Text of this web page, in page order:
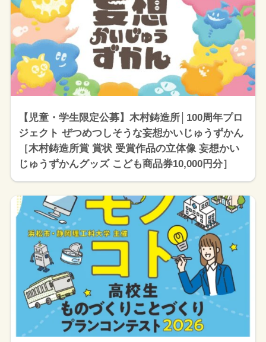
【児童・学生限定公募】木村鋳造所│100周年プロ
ジェクト ぜつめつしそうな妄想かいじゅうずかん
［木村鋳造所賞 賞状 受賞作品の立体像 妄想かい
じゅうずかんグッズ こども商品券10,000円分］